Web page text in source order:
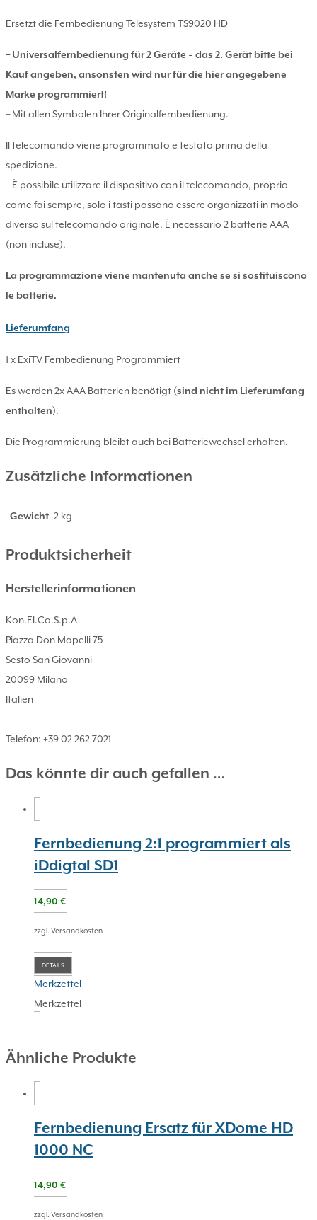
Ersetzt die Fernbedienung Telesystem TS9020 HD
– Universalfernbedienung für 2 Geräte = das 2. Gerät bitte bei
Kauf angeben, ansonsten wird nur für die hier angegebene
Marke programmiert!
– Mit allen Symbolen Ihrer Originalfernbedienung.
Il telecomando viene programmato e testato prima della
spedizione.
– È possibile utilizzare il dispositivo con il telecomando, proprio
come fai sempre, solo i tasti possono essere organizzati in modo
diverso sul telecomando originale. È necessario 2 batterie AAA
(non incluse).
La programmazione viene mantenuta anche se si sostituiscono
le batterie.
Lieferumfang
1 x ExiTV Fernbedienung Programmiert
Es werden 2x AAA Batterien benötigt (sind nicht im Lieferumfang
enthalten).
Die Programmierung bleibt auch bei Batteriewechsel erhalten.
Zusätzliche Informationen
Gewicht 2 kg
Produktsicherheit
Herstellerinformationen
Kon.El.Co.S.p.A
Piazza Don Mapelli 75
Sesto San Giovanni
20099 Milano
Italien
Telefon: +39 02 262 7021
Das könnte dir auch gefallen …
Fernbedienung 2:1 programmiert als
iDdigtal SD1
14,90 €
zzgl. Versandkosten
DETAILS
Merkzettel
Merkzettel
Ähnliche Produkte
Fernbedienung Ersatz für XDome HD
1000 NC
14,90 €
zzgl. Versandkosten